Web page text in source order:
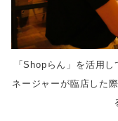
「Shopらん」を活用
ネージャーが臨店した